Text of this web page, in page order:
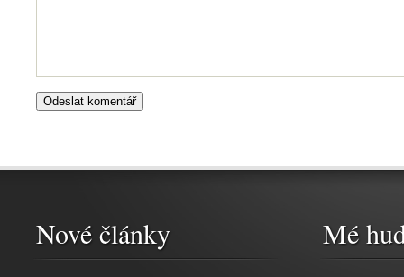
Nové články Mé